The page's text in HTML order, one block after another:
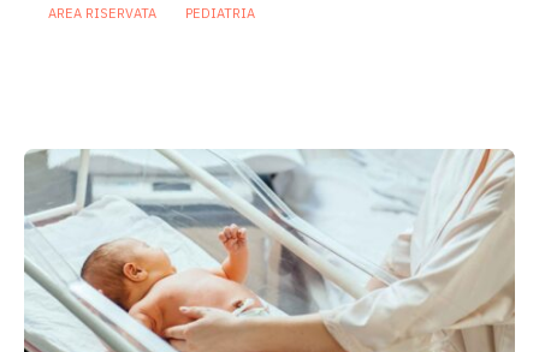
AREA RISERVATA PEDIATRIA